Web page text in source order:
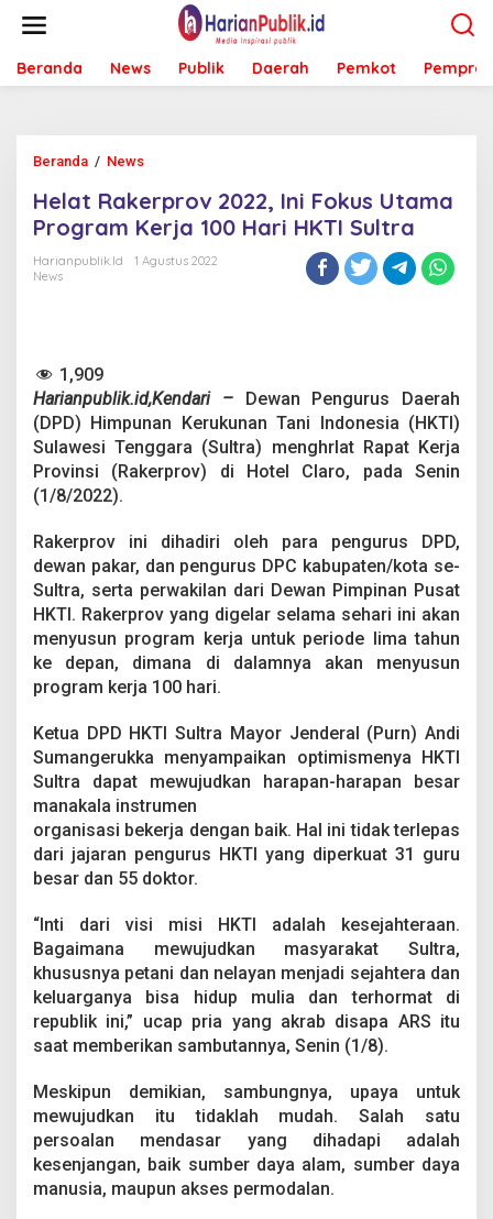
t
Beranda News Publik Daerah Pemkot Pemprov
Beranda / News
l
a
t
R
o
v
0
2
I
F
o
k
u
U
a
m
a
r
o
g
r
m
K
r
j
1
0
H
i
H
K
Helat Rakerprov 2022, Ini Fokus Utama
Program Kerja 100 Hari HKTI Sultra
Harianpublik.id
1 Agustus 2022
News
1,909
Harianpublik.id,Kendari –
Dewan Pengurus Daerah
(DPD) Himpunan Kerukunan Tani Indonesia (HKTI)
Sulawesi Tenggara (Sultra) menghrlat Rapat Kerja
Provinsi (Rakerprov) di Hotel Claro, pada Senin
(1/8/2022).
Rakerprov ini dihadiri oleh para pengurus DPD,
dewan pakar, dan pengurus DPC kabupaten/kota se-
Sultra, serta perwakilan dari Dewan Pimpinan Pusat
HKTI. Rakerprov yang digelar selama sehari ini akan
menyusun program kerja untuk periode lima tahun
ke depan, dimana di dalamnya akan menyusun
program kerja 100 hari.
Ketua DPD HKTI Sultra Mayor Jenderal (Purn) Andi
Sumangerukka menyampaikan optimismenya HKTI
Sultra dapat mewujudkan harapan-harapan besar
manakala instrumen
organisasi bekerja dengan baik. Hal ini tidak terlepas
dari jajaran pengurus HKTI yang diperkuat 31 guru
besar dan 55 doktor.
“Inti dari visi misi HKTI adalah kesejahteraan.
Bagaimana mewujudkan masyarakat Sultra,
khususnya petani dan nelayan menjadi sejahtera dan
keluarganya bisa hidup mulia dan terhormat di
republik ini,” ucap pria yang akrab disapa ARS itu
saat memberikan sambutannya, Senin (1/8).
Meskipun demikian, sambungnya, upaya untuk
mewujudkan itu tidaklah mudah. Salah satu
persoalan mendasar yang dihadapi adalah
kesenjangan, baik sumber daya alam, sumber daya
manusia, maupun akses permodalan.